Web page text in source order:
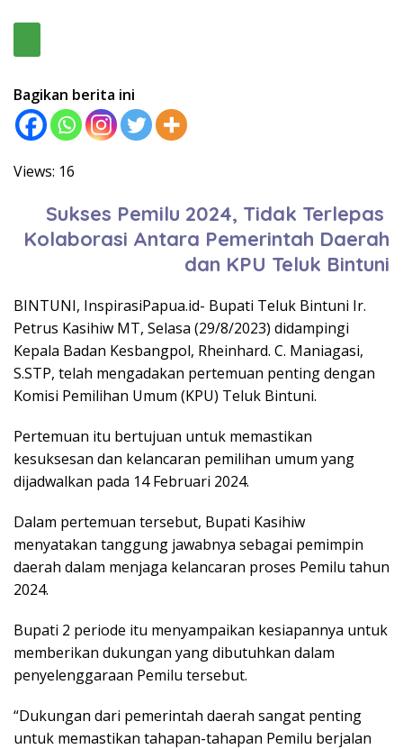
Bagikan berita ini
Views: 16
Sukses Pemilu 2024, Tidak Terlepas
Kolaborasi Antara Pemerintah Daerah
dan KPU Teluk Bintuni
BINTUNI, InspirasiPapua.id- Bupati Teluk Bintuni Ir.
Petrus Kasihiw MT, Selasa (29/8/2023) didampingi
Kepala Badan Kesbangpol, Rheinhard. C. Maniagasi,
S.STP, telah mengadakan pertemuan penting dengan
Komisi Pemilihan Umum (KPU) Teluk Bintuni.
Pertemuan itu bertujuan untuk memastikan
kesuksesan dan kelancaran pemilihan umum yang
dijadwalkan pada 14 Februari 2024.
Dalam pertemuan tersebut, Bupati Kasihiw
menyatakan tanggung jawabnya sebagai pemimpin
daerah dalam menjaga kelancaran proses Pemilu tahun
2024.
Bupati 2 periode itu menyampaikan kesiapannya untuk
memberikan dukungan yang dibutuhkan dalam
penyelenggaraan Pemilu tersebut.
“Dukungan dari pemerintah daerah sangat penting
untuk memastikan tahapan-tahapan Pemilu berjalan